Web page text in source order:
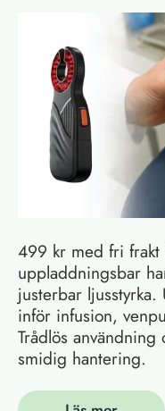
499 kr med fri
uppladdningsbar
justerbar ljusstyrka.
inför infusion,
Trådlös
smidig hantering.